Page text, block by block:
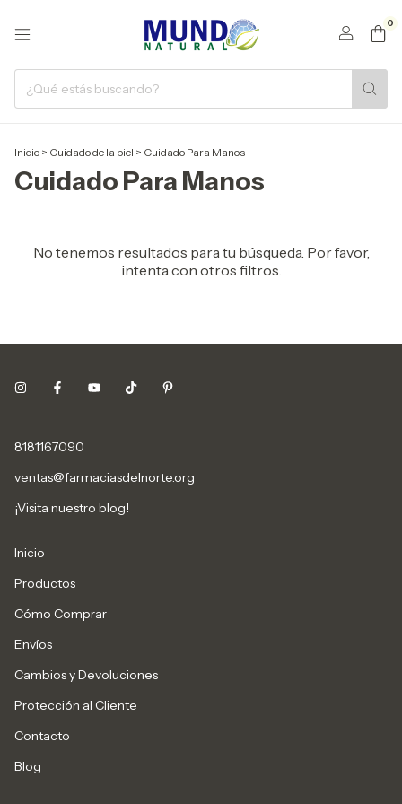
0
Inicio > Cuidado de la piel > Cuidado Para Manos
Cuidado Para Manos
No tenemos resultados para tu búsqueda. Por favor,
intenta con otros filtros.
8181167090
ventas@farmaciasdelnorte.org
¡Visita nuestro blog!
Inicio
Productos
Cómo Comprar
Envíos
Cambios y Devoluciones
Protección al Cliente
Contacto
Blog